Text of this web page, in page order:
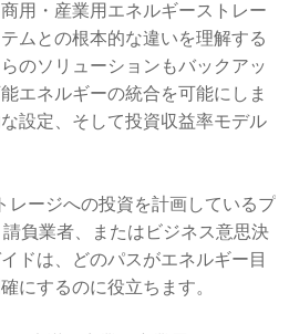
用・産業用エネルギーストレー
ムとの根本的な違いを理解する
のソリューションもバックアッ
エネルギーの統合を可能にしま
設定、そして投資収益率モデル
レージへの投資を計画しているプ
負業者、またはビジネス意思決
ドは、どのパスがエネルギー目
にするのに役立ちます。